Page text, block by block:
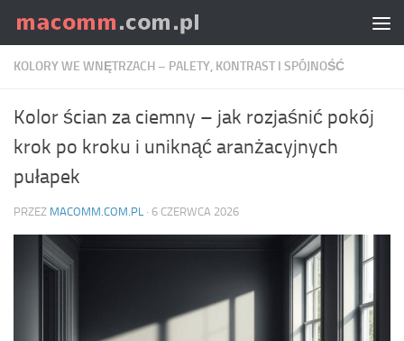
Skip to content
KOLORY WE WNĘTRZACH – PALETY, KONTRAST I SPÓJNOŚĆ
Kolor ścian za ciemny – jak rozjaśnić pokój
krok po kroku i uniknąć aranżacyjnych
pułapek
PRZEZ MACOMM.COM.PL · 6 CZERWCA 2026